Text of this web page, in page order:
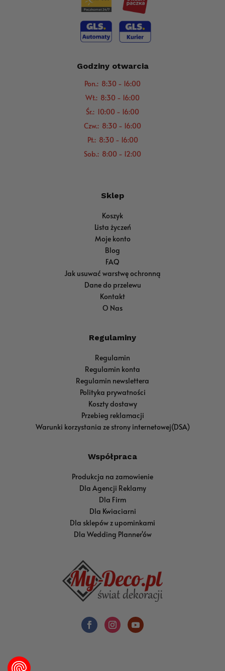
Godziny otwarcia
Pon.: 8:30 - 16:00
Wt.: 8:30 - 16:00
Śr.: 10:00 - 16:00
Czw.: 8:30 - 16:00
Pt.: 8:30 - 16:00
Sob.: 8:00 - 12:00
Sklep
Koszyk
Lista życzeń
Moje konto
Blog
FAQ
Jak usuwać warstwę ochronną
Dane do przelewu
Kontakt
O Nas
Regulaminy
Regulamin
Regulamin konta
Regulamin newslettera
Polityka prywatności
Koszty dostawy
Przebieg reklamacji
Warunki korzystania ze strony internetowej(DSA)
Współpraca
Produkcja na zamowienie
Dla Agencji Reklamy
Dla Firm
Dla Kwiaciarni
Dla sklepów z upominkami
Dla Wedding Planner'ów